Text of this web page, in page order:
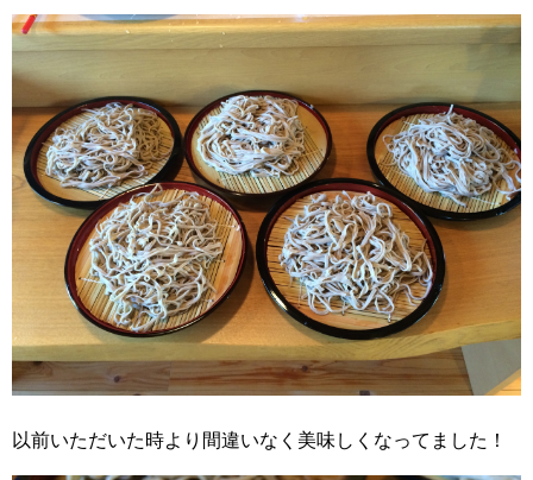
以前いただいた時より間違いなく美味しくなってました！